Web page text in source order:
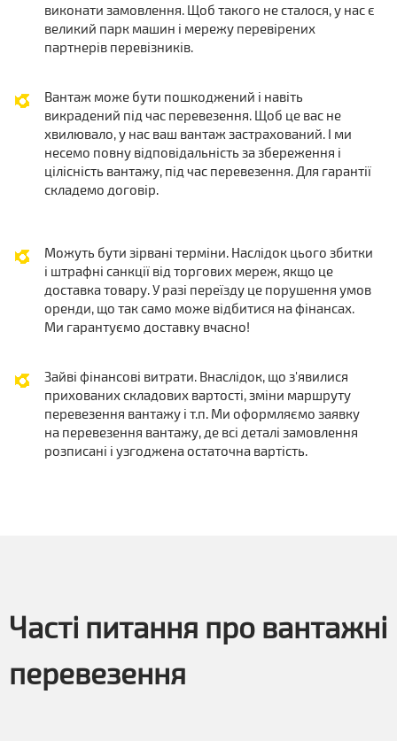
виконати замовлення. Щоб такого не сталося, у нас є
великий парк машин і мережу перевірених
партнерів перевізників.
Вантаж може бути пошкоджений і навіть
викрадений під час перевезення. Щоб це вас не
хвилювало, у нас ваш вантаж застрахований. І ми
несемо повну відповідальність за збереження і
цілісність вантажу, під час перевезення. Для гарантії
складемо договір.
Можуть бути зірвані терміни. Наслідок цього збитки
і штрафні санкції від торгових мереж, якщо це
доставка товару. У разі переїзду це порушення умов
оренди, що так само може відбитися на фінансах.
Ми гарантуємо доставку вчасно!
Зайві фінансові витрати. Внаслідок, що з'явилися
прихованих складових вартості, зміни маршруту
перевезення вантажу і т.п. Ми оформляємо заявку
на перевезення вантажу, де всі деталі замовлення
розписані і узгоджена остаточна вартість.
Часті питання про вантажні
перевезення